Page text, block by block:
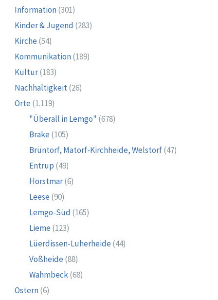
Information(301)
Kinder & Jugend (283)
Kirche (54)
Kommunikation(189)
Kultur(183)
Nachhaltigkeit(26)
Orte (1.119)
"Überall in Lemgo" (678)
Brake (105)
Brüntorf, Matorf-Kirchheide, Welstorf(47)
Entrup (49)
Hörstmar(6)
Leese (90)
Lemgo-Süd (165)
Lieme (123)
Lüerdissen-Luherheide (44)
Voßheide (88)
Wahmbeck(68)
Ostern(6)